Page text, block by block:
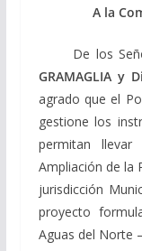
A la
De los
GRAMAGLIA y
agrado que el
gestione los
permitan
Ampliación de la
jurisdicción
proyecto
Aguas del Norte